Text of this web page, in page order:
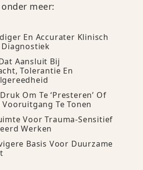
meer:
En Accurater Klinisch
Diagnostiek
Aansluit Bij
Tolerantie En
Om Te ‘presteren’ Of
Te Tonen
Voor Trauma-Sensitief
Werken
Basis Voor Duurzame